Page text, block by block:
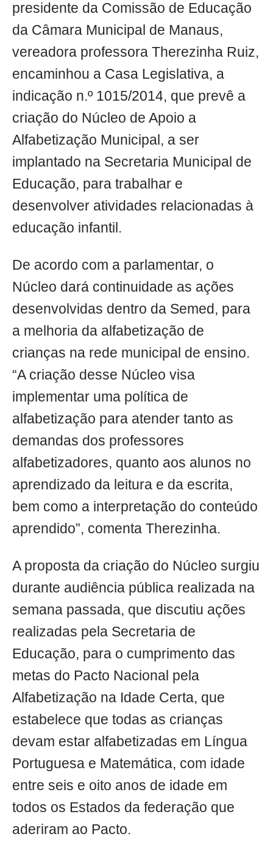
presidente da Comissão de Educação
da Câmara Municipal de Manaus,
vereadora professora Therezinha Ruiz,
encaminhou a Casa Legislativa, a
indicação n.º 1015/2014, que prevê a
criação do Núcleo de Apoio a
Alfabetização Municipal, a ser
implantado na Secretaria Municipal de
Educação, para trabalhar e
desenvolver atividades relacionadas à
educação infantil.
De acordo com a parlamentar, o
Núcleo dará continuidade as ações
desenvolvidas dentro da Semed, para
a melhoria da alfabetização de
crianças na rede municipal de ensino.
“A criação desse Núcleo visa
implementar uma política de
alfabetização para atender tanto as
demandas dos professores
alfabetizadores, quanto aos alunos no
aprendizado da leitura e da escrita,
bem como a interpretação do conteúdo
aprendido”, comenta Therezinha.
A proposta da criação do Núcleo surgiu
durante audiência pública realizada na
semana passada, que discutiu ações
realizadas pela Secretaria de
Educação, para o cumprimento das
metas do Pacto Nacional pela
Alfabetização na Idade Certa, que
estabelece que todas as crianças
devam estar alfabetizadas em Língua
Portuguesa e Matemática, com idade
entre seis e oito anos de idade em
todos os Estados da federação que
aderiram ao Pacto.